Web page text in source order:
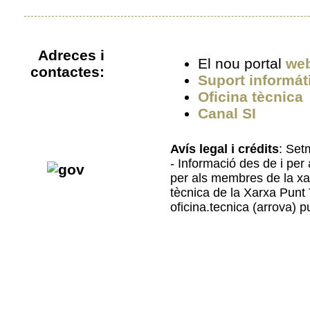
Adreces i
contactes:
El nou portal
Suport
Oficina tècnica
Canal SI
Avís legal i crédits:
- Informació des de i
per als membres de la
tècnica de la Xarxa Punt
oficina.tecnica (arrova)